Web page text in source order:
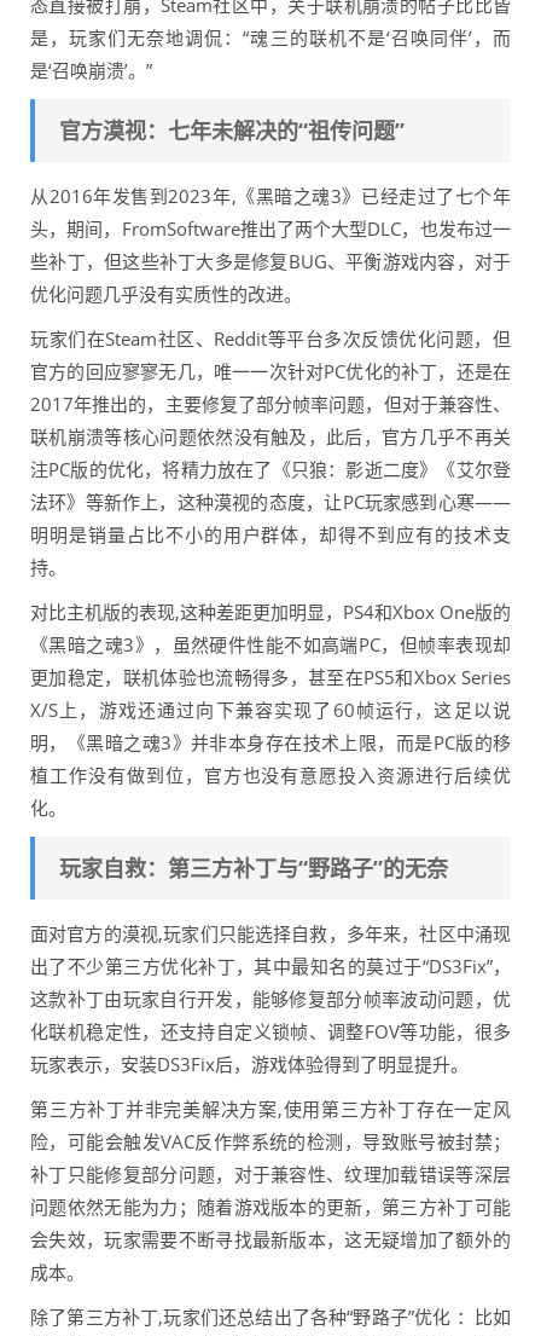
态直接被打崩，Steam社区中，关于联机崩溃的帖子比比皆
是，玩家们无奈地调侃：“魂三的联机不是‘召唤同伴’，而
是‘召唤崩溃’。”
官方漠视：七年未解决的“祖传问题”
从2016年发售到2023年,《黑暗之魂3》已经走过了七个年
头，期间，FromSoftware推出了两个大型DLC，也发布过一
些补丁，但这些补丁大多是修复BUG、平衡游戏内容，对于
优化问题几乎没有实质性的改进。
玩家们在Steam社区、Reddit等平台多次反馈优化问题，但
官方的回应寥寥无几，唯一一次针对PC优化的补丁，还是在
2017年推出的，主要修复了部分帧率问题，但对于兼容性、
联机崩溃等核心问题依然没有触及，此后，官方几乎不再关
注PC版的优化，将精力放在了《只狼：影逝二度》《艾尔登
法环》等新作上，这种漠视的态度，让PC玩家感到心寒——
明明是销量占比不小的用户群体，却得不到应有的技术支
持。
对比主机版的表现,这种差距更加明显，PS4和Xbox One版的
《黑暗之魂3》，虽然硬件性能不如高端PC，但帧率表现却
更加稳定，联机体验也流畅得多，甚至在PS5和Xbox Series
X/S上，游戏还通过向下兼容实现了60帧运行，这足以说
明，《黑暗之魂3》并非本身存在技术上限，而是PC版的移
植工作没有做到位，官方也没有意愿投入资源进行后续优
化。
玩家自救：第三方补丁与“野路子”的无奈
面对官方的漠视,玩家们只能选择自救，多年来，社区中涌现
出了不少第三方优化补丁，其中最知名的莫过于“DS3Fix”，
这款补丁由玩家自行开发，能够修复部分帧率波动问题，优
化联机稳定性，还支持自定义锁帧、调整FOV等功能，很多
玩家表示，安装DS3Fix后，游戏体验得到了明显提升。
第三方补丁并非完美解决方案,使用第三方补丁存在一定风
险，可能会触发VAC反作弊系统的检测，导致账号被封禁；
补丁只能修复部分问题，对于兼容性、纹理加载错误等深层
问题依然无能为力；随着游戏版本的更新，第三方补丁可能
会失效，玩家需要不断寻找最新版本，这无疑增加了额外的
成本。
除了第三方补丁,玩家们还总结出了各种“野路子”优化 ：比如